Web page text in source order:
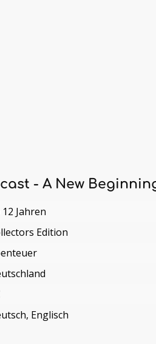
- A New
Jahren
Edition
Englisch